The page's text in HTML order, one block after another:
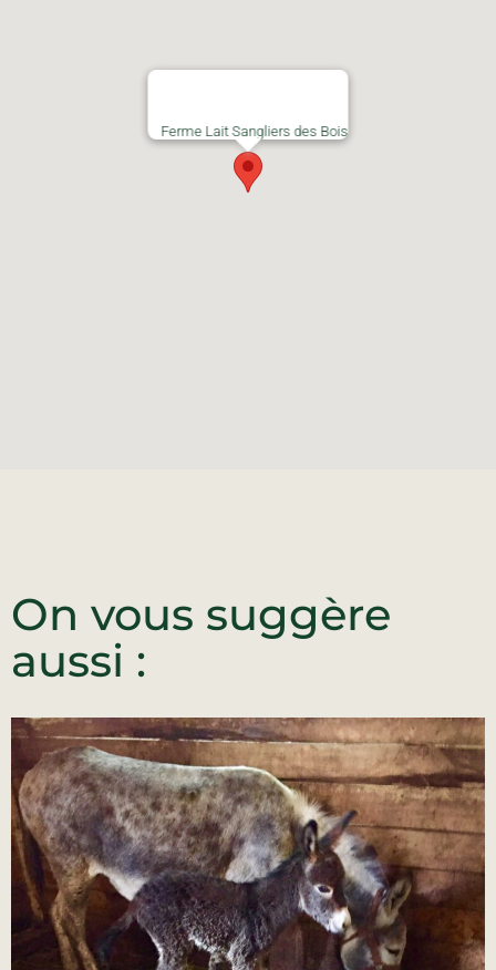
Ferme Lait Sangliers des Bois
On vous suggère
aussi :